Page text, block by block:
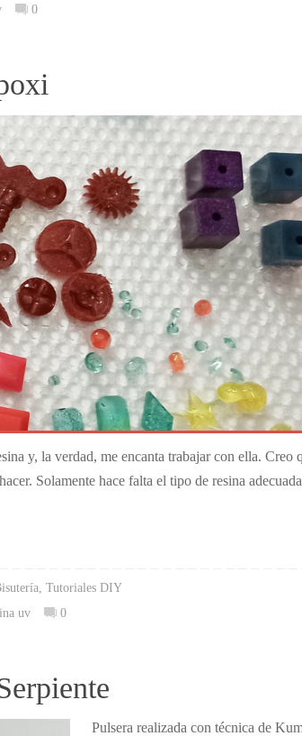
0
y, la verdad, me encanta trabajar con ella. Creo
Solamente hace falta el tipo de resina
Tutoriales DIY
uv 0
Pulsera realizada con técnica de